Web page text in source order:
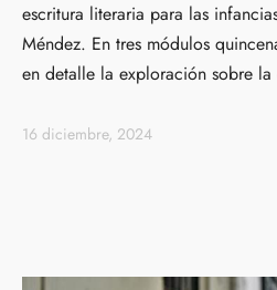
escritura literaria para las
Méndez. En tres módulos
en detalle la exploración sobre
16 diciembre, 2024